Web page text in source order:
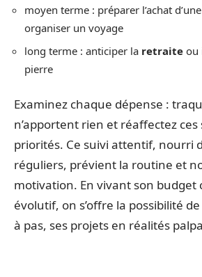
moyen terme : préparer l’achat
organiser un voyage
long terme : anticiper la retraite ou
pierre
Examinez chaque dépense :
n’apportent rien et réaffectez ces
priorités. Ce suivi attentif, nourri
réguliers, prévient la routine et
motivation. En vivant son budget
évolutif, on s’offre la possibilité
à pas, ses projets en réalités